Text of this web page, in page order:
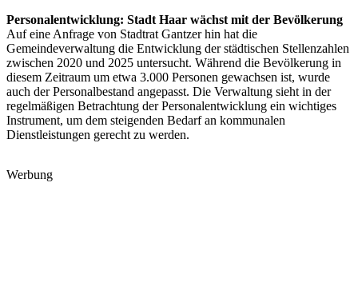
Personalentwicklung: Stadt Haar wächst mit der Bevölkerung
Auf eine Anfrage von Stadtrat Gantzer hin hat die
Gemeindeverwaltung die Entwicklung der städtischen Stellenzahlen
zwischen 2020 und 2025 untersucht. Während die Bevölkerung in
diesem Zeitraum um etwa 3.000 Personen gewachsen ist, wurde
auch der Personalbestand angepasst. Die Verwaltung sieht in der
regelmäßigen Betrachtung der Personalentwicklung ein wichtiges
Instrument, um dem steigenden Bedarf an kommunalen
Dienstleistungen gerecht zu werden.
Werbung